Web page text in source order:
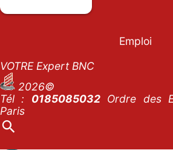
Emploi
VOTRE Expert BNC
2026©
Tél : 0185085032Ordre des
Paris